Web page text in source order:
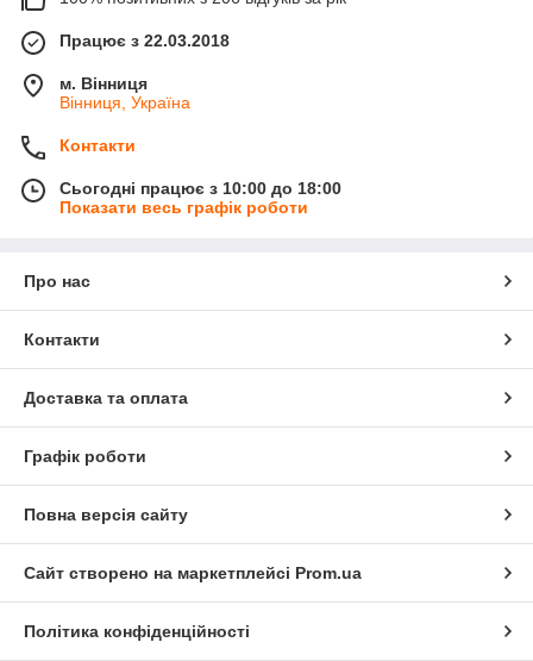
Працює з 22.03.2018
м. Вінниця
Вінниця, Україна
Контакти
Сьогодні працює з 10:00 до 18:00
Показати весь графік роботи
Про нас
Контакти
Доставка та оплата
Графік роботи
Повна версія сайту
Сайт створено на маркетплейсі Prom.ua
Політика конфіденційності